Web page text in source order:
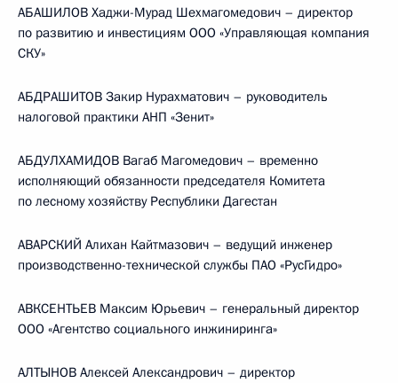
АБАШИЛОВ Хаджи-Мурад Шехмагомедович – директор
по развитию и инвестициям ООО «Управляющая компания
СКУ»
АБДРАШИТОВ Закир Нурахматович – руководитель
налоговой практики АНП «Зенит»
АБДУЛХАМИДОВ Вагаб Магомедович – временно
исполняющий обязанности председателя Комитета
по лесному хозяйству Республики Дагестан
АВАРСКИЙ Алихан Кайтмазович – ведущий инженер
производственно-технической службы ПАО «РусГидро»
АВКСЕНТЬЕВ Максим Юрьевич – генеральный директор
ООО «Агентство социального инжиниринга»
АЛТЫНОВ Алексей Александрович – директор